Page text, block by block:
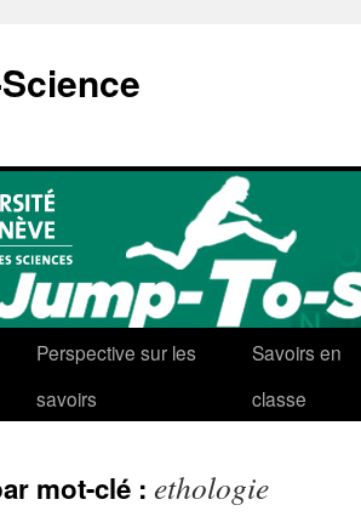
Perspective sur les
savoirs
Savoirs en
classe
mot-clé : ethologie